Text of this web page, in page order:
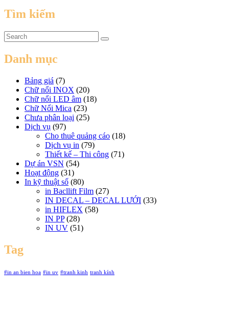
Tìm kiếm
Danh mục
Bảng giá (7)
Chữ nổi INOX (20)
Chữ nổi LED âm (18)
Chữ Nổi Mica (23)
Chưa phân loại (25)
Dịch vụ (97)
Cho thuê quảng cáo (18)
Dịch vụ in (79)
Thiết kế – Thi công (71)
Dự án VSN (54)
Hoạt động (31)
In kỹ thuật số (80)
in Bacllift Film (27)
IN DECAL – DECAL LƯỚI (33)
in HIFLEX (58)
IN PP(28)
IN UV (51)
Tag
#in an bien hoa #in uv #tranh kinh tranh kính